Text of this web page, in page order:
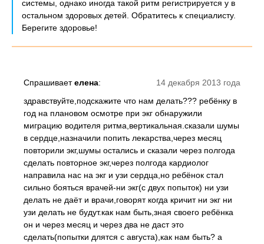
системы, однако иногда такой ритм регистрируется у в
остальном здоровых детей. Обратитесь к специалисту.
Берегите здоровье!
14 декабря 2013 года
Спрашиваетелена:
здравствуйте,подскажите что нам делать??? ребёнку в
год на плановом осмотре при экг обнаружили
миграцию водителя ритма,вертикальная.сказали шумы
в сердце,назначили попить лекарства,через месяц
повторили экг,шумы остались и сказали через полгода
сделать повторное экг,через полгода кардиолог
направила нас на экг и узи сердца,но ребёнок стал
сильно бояться врачей-ни экг(с двух попыток) ни узи
делать не даёт и врачи,говорят когда кричит ни экг ни
узи делать не будут.как нам быть,зная своего ребёнка
он и через месяц и через два не даст это
сделать(попытки длятся с августа),как нам быть? а